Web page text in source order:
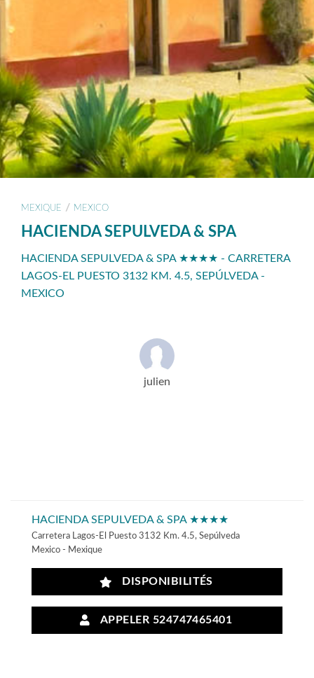
MEXIQUE / MEXICO
HACIENDA SEPULVEDA & SPA
HACIENDA SEPULVEDA & SPA ★★★★ - CARRETERA
LAGOS-EL PUESTO 3132 KM. 4.5, SEPÚLVEDA -
MEXICO
julien
HACIENDA SEPULVEDA & SPA ★★★★
Carretera Lagos-El Puesto 3132 Km. 4.5, Sepúlveda
Mexico - Mexique
DISPONIBILITÉS
APPELER 524747465401